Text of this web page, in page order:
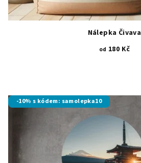
Nálepka Čivava
od 180 Kč
-10% s kódem: samolepka10